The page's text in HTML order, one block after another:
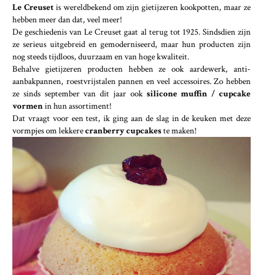
Le Creuset is wereldbekend om zijn gietijzeren kookpotten, maar ze
hebben meer dan dat, veel meer!
De geschiedenis van Le Creuset gaat al terug tot 1925. Sindsdien zijn
ze serieus uitgebreid en gemoderniseerd, maar hun producten zijn
nog steeds tijdloos, duurzaam en van hoge kwaliteit.
Behalve gietijzeren producten hebben ze ook aardewerk, anti-
aanbakpannen, roestvrijstalen pannen en veel accessoires. Zo hebben
ze sinds september van dit jaar ooksilicone muffin / cupcake
vormenin hun assortiment!
Dat vraagt voor een test, ik ging aan de slag in de keuken met deze
vormpjes om lekkerecranberry cupcakeste maken!